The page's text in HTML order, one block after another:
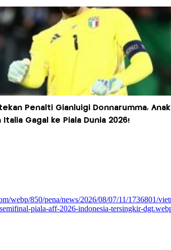
Penalti Gianluigi Donnarumma, Anak
Gagal ke Piala Dunia 2026!